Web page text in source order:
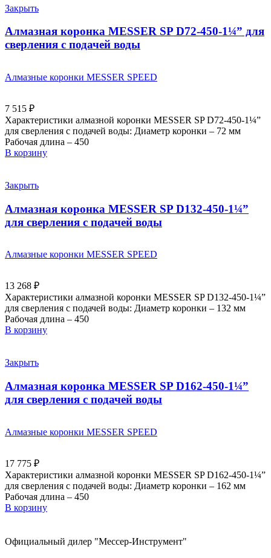
Закрыть
Алмазная коронка MESSER SP D72-450-1¼” для
сверления с подачей воды
Алмазные коронки MESSER SPEED
7 515 ₽
Характеристики алмазной коронки MESSER SP D72-450-1¼”
для сверления с подачей воды: Диаметр коронки – 72 мм
Рабочая длина – 450
В корзину
Закрыть
Алмазная коронка MESSER SP D132-450-1¼”
для сверления с подачей воды
Алмазные коронки MESSER SPEED
13 268 ₽
Характеристики алмазной коронки MESSER SP D132-450-1¼”
для сверления с подачей воды: Диаметр коронки – 132 мм
Рабочая длина – 450
В корзину
Закрыть
Алмазная коронка MESSER SP D162-450-1¼”
для сверления с подачей воды
Алмазные коронки MESSER SPEED
17 775 ₽
Характеристики алмазной коронки MESSER SP D162-450-1¼”
для сверления с подачей воды: Диаметр коронки – 162 мм
Рабочая длина – 450
В корзину
Официальный дилер "Мессер-Инструмент"